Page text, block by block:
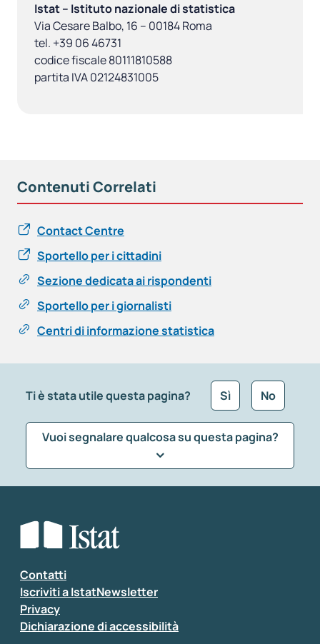
Istat – Istituto nazionale di statistica
Via Cesare Balbo, 16 – 00184 Roma
tel. +39 06 46731
codice fiscale 80111810588
partita IVA 02124831005
Contenuti Correlati
Contact Centre
Sportello per i cittadini
Sezione dedicata ai rispondenti
Sportello per i giornalisti
Centri di informazione statistica
Ti è stata utile questa pagina? Sì No
Vuoi segnalare qualcosa su questa pagina?
Seleziona la tipologia della segnalazione
Inserisci il tuo commento
Contatti
Iscriviti a IstatNewsletter
Privacy
Dichiarazione di accessibilità